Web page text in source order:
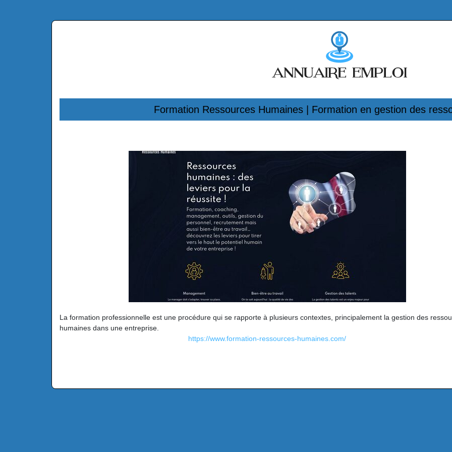
Formation Ressources Humaines | Formation en gestion des
La formation professionnelle est une procédure qui se rapporte à plusieurs contextes, principalement la gestion des
humaines dans une entreprise.
https://www.formation-ressources-humaines.com/